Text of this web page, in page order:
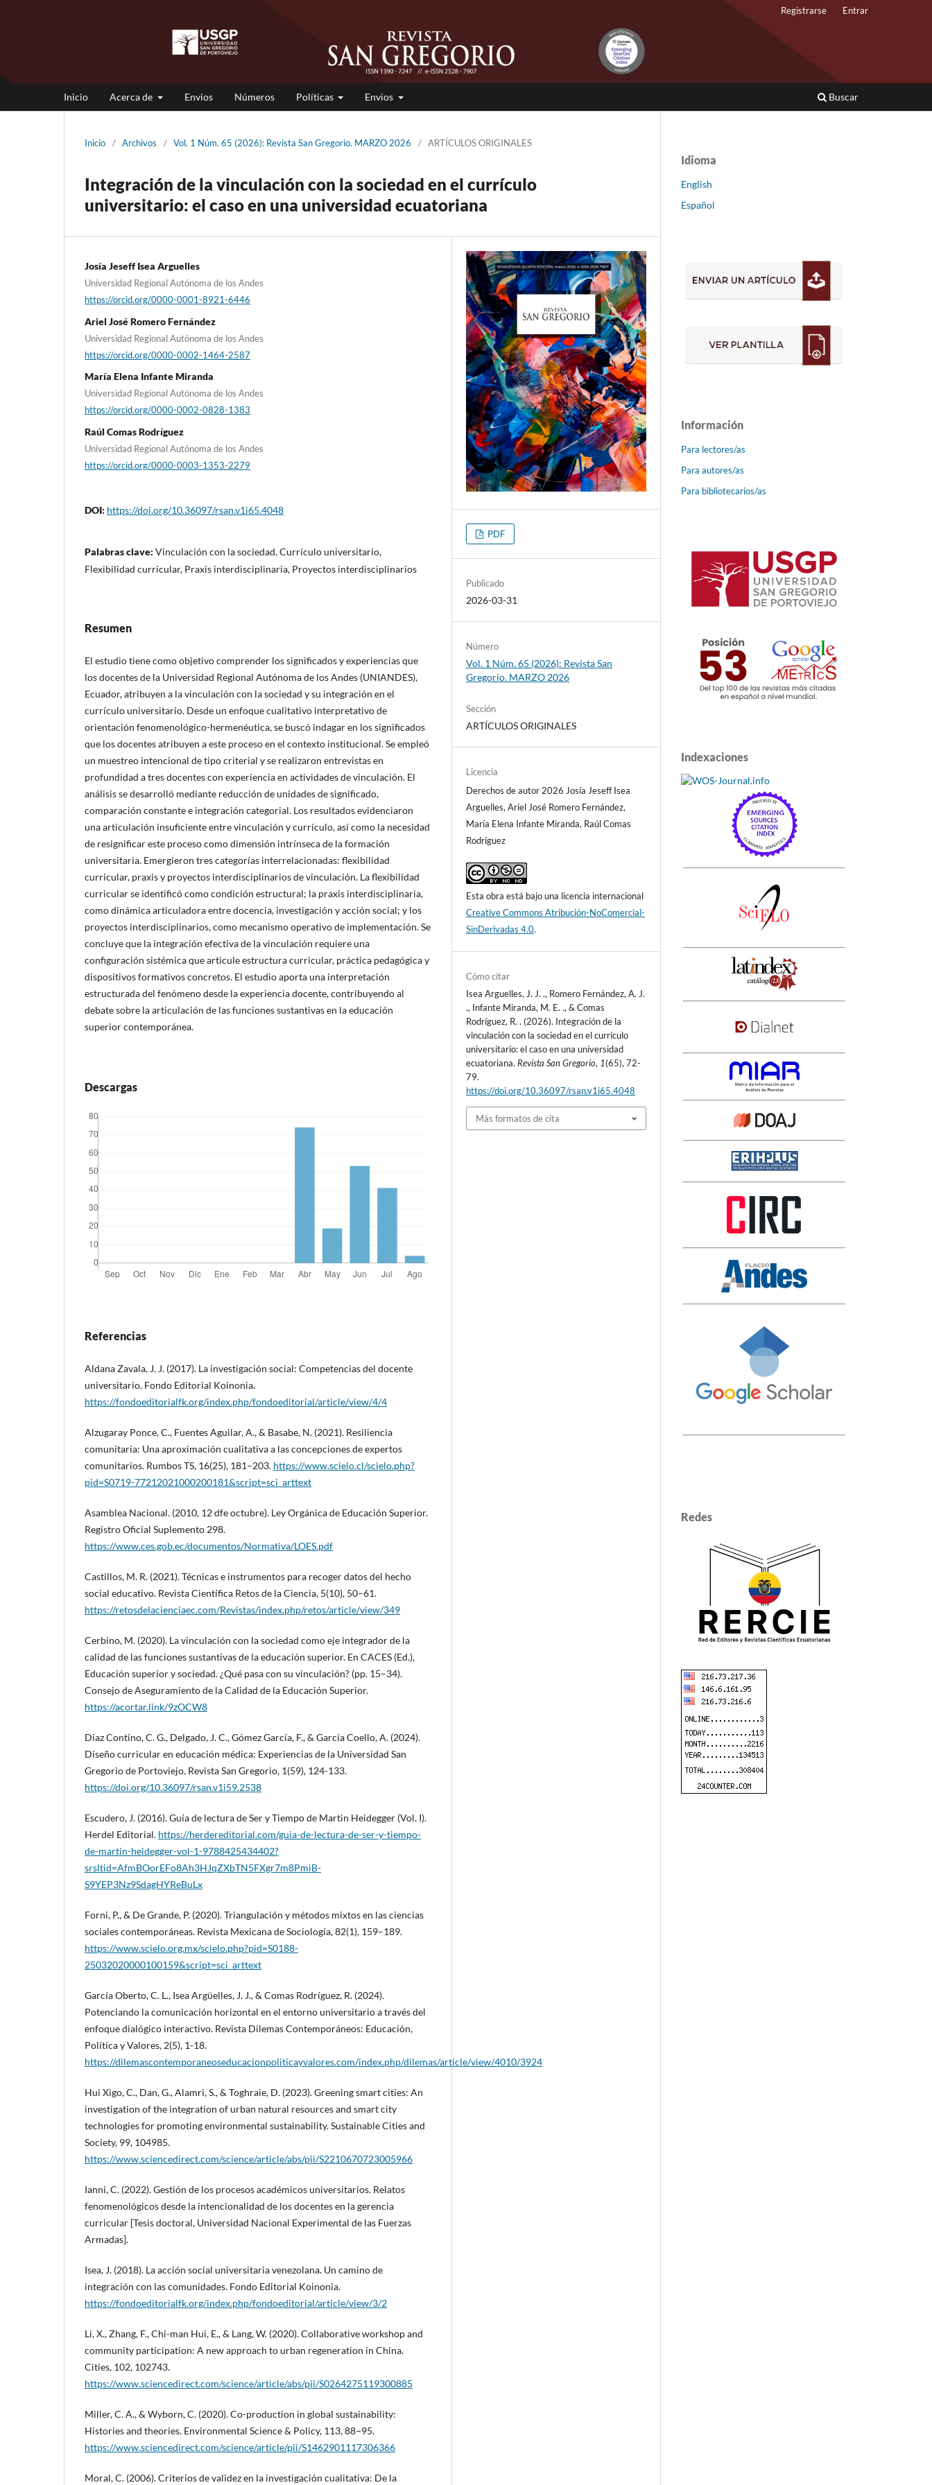
Inicio Acerca de Envios Números Políticas Envios Buscar
Registrarse Entrar
Inicio / Archivos / Vol. 1 Núm. 65 (2026): Revista San Gregorio. MARZO 2026 / ARTÍCULOS ORIGINALES
Integración de la vinculación con la sociedad en el currículo
universitario: el caso en una universidad ecuatoriana
Josía Jeseff Isea Arguelles
Universidad Regional Autónoma de los Andes
https://orcid.org/0000-0001-8921-6446
Ariel José Romero Fernández
Universidad Regional Autónoma de los Andes
https://orcid.org/0000-0002-1464-2587
María Elena Infante Miranda
Universidad Regional Autónoma de los Andes
https://orcid.org/0000-0002-0828-1383
Raúl Comas Rodríguez
Universidad Regional Autónoma de los Andes
https://orcid.org/0000-0003-1353-2279
DOI: https://doi.org/10.36097/rsan.v1i65.4048
Palabras clave: Vinculación con la sociedad, Currículo universitario,
Flexibilidad curricular, Praxis interdisciplinaria, Proyectos interdisciplinarios
Resumen
El estudio tiene como objetivo comprender los significados y experiencias que
los docentes de la Universidad Regional Autónoma de los Andes (UNIANDES),
Ecuador, atribuyen a la vinculación con la sociedad y su integración en el
currículo universitario. Desde un enfoque cualitativo interpretativo de
orientación fenomenológico-hermenéutica, se buscó indagar en los significados
que los docentes atribuyen a este proceso en el contexto institucional. Se empleó
un muestreo intencional de tipo criterial y se realizaron entrevistas en
profundidad a tres docentes con experiencia en actividades de vinculación. El
análisis se desarrolló mediante reducción de unidades de significado,
comparación constante e integración categorial. Los resultados evidenciaron
una articulación insuficiente entre vinculación y currículo, así como la necesidad
de resignificar este proceso como dimensión intrínseca de la formación
universitaria. Emergieron tres categorías interrelacionadas: flexibilidad
curricular, praxis y proyectos interdisciplinarios de vinculación. La flexibilidad
curricular se identificó como condición estructural; la praxis interdisciplinaria,
como dinámica articuladora entre docencia, investigación y acción social; y los
proyectos interdisciplinarios, como mecanismo operativo de implementación. Se
concluye que la integración efectiva de la vinculación requiere una
configuración sistémica que articule estructura curricular, práctica pedagógica y
dispositivos formativos concretos. El estudio aporta una interpretación
estructurada del fenómeno desde la experiencia docente, contribuyendo al
debate sobre la articulación de las funciones sustantivas en la educación
superior contemporánea.
Descargas
Referencias
Aldana Zavala, J. J. (2017). La investigación social: Competencias del docente
universitario. Fondo Editorial Koinonia.
https://fondoeditorialfk.org/index.php/fondoeditorial/article/view/4/4
Alzugaray Ponce, C., Fuentes Aguilar, A., & Basabe, N. (2021). Resiliencia
comunitaria: Una aproximación cualitativa a las concepciones de expertos
comunitarios. Rumbos TS, 16(25), 181–203. https://www.scielo.cl/scielo.php?
pid=S0719-77212021000200181&script=sci_arttext
Asamblea Nacional. (2010, 12 dfe octubre). Ley Orgánica de Educación Superior.
Registro Oficial Suplemento 298.
https://www.ces.gob.ec/documentos/Normativa/LOES.pdf
Castillos, M. R. (2021). Técnicas e instrumentos para recoger datos del hecho
social educativo. Revista Científica Retos de la Ciencia, 5(10), 50–61.
https://retosdelacienciaec.com/Revistas/index.php/retos/article/view/349
Cerbino, M. (2020). La vinculación con la sociedad como eje integrador de la
calidad de las funciones sustantivas de la educación superior. En CACES (Ed.),
Educación superior y sociedad. ¿Qué pasa con su vinculación? (pp. 15–34).
Consejo de Aseguramiento de la Calidad de la Educación Superior.
https://acortar.link/9zOCW8
Diaz Contino, C. G., Delgado, J. C., Gómez García, F., & García Coello, A. (2024).
Diseño curricular en educación médica: Experiencias de la Universidad San
Gregorio de Portoviejo. Revista San Gregorio, 1(59), 124-133.
https://doi.org/10.36097/rsan.v1i59.2538
Escudero, J. (2016). Guía de lectura de Ser y Tiempo de Martin Heidegger (Vol. I).
Herdel Editorial. https://herdereditorial.com/guia-de-lectura-de-ser-y-tiempo-
de-martin-heidegger-vol-1-9788425434402?
srsltid=AfmBOorEFo8Ah3HJqZXbTN5FXgr7m8PmiB-
S9YEP3Nz9SdagHYReBuLx
Forni, P., & De Grande, P. (2020). Triangulación y métodos mixtos en las ciencias
sociales contemporáneas. Revista Mexicana de Sociología, 82(1), 159–189.
https://www.scielo.org.mx/scielo.php?pid=S0188-
25032020000100159&script=sci_arttext
García Oberto, C. L., Isea Argϋelles, J. J., & Comas Rodríguez, R. (2024).
Potenciando la comunicación horizontal en el entorno universitario a través del
enfoque dialógico interactivo. Revista Dilemas Contemporáneos: Educación,
Política y Valores, 2(5), 1-18.
https://dilemascontemporaneoseducacionpoliticayvalores.com/index.php/dilemas/article/view/4010/3924
Hui Xigo, C., Dan, G., Alamri, S., & Toghraie, D. (2023). Greening smart cities: An
investigation of the integration of urban natural resources and smart city
technologies for promoting environmental sustainability. Sustainable Cities and
Society, 99, 104985.
https://www.sciencedirect.com/science/article/abs/pii/S2210670723005966
Ianni, C. (2022). Gestión de los procesos académicos universitarios. Relatos
fenomenológicos desde la intencionalidad de los docentes en la gerencia
curricular [Tesis doctoral, Universidad Nacional Experimental de las Fuerzas
Armadas].
Isea, J. (2018). La acción social universitaria venezolana. Un camino de
integración con las comunidades. Fondo Editorial Koinonia.
https://fondoeditorialfk.org/index.php/fondoeditorial/article/view/3/2
Li, X., Zhang, F., Chi-man Hui, E., & Lang, W. (2020). Collaborative workshop and
community participation: A new approach to urban regeneration in China.
Cities, 102, 102743.
https://www.sciencedirect.com/science/article/abs/pii/S0264275119300885
Miller, C. A., & Wyborn, C. (2020). Co-production in global sustainability:
Histories and theories. Environmental Science & Policy, 113, 88–95.
https://www.sciencedirect.com/science/article/pii/S1462901117306366
Moral, C. (2006). Criterios de validez en la investigación cualitativa: De la
PDF
Publicado
2026-03-31
Número
Vol. 1 Núm. 65 (2026): Revista San
Gregorio. MARZO 2026
Sección
ARTÍCULOS ORIGINALES
Licencia
Derechos de autor 2026 Josía Jeseff Isea
Arguelles, Ariel José Romero Fernández,
María Elena Infante Miranda, Raúl Comas
Rodríguez
Esta obra está bajo una licencia internacional
Creative Commons Atribución-NoComercial-
SinDerivadas 4.0.
Cómo citar
Isea Arguelles, J. J. ., Romero Fernández, A. J.
., Infante Miranda, M. E. ., & Comas
Rodríguez, R. . (2026). Integración de la
vinculación con la sociedad en el currículo
universitario: el caso en una universidad
ecuatoriana. Revista San Gregorio, 1(65), 72-
79.
https://doi.org/10.36097/rsan.v1i65.4048
Más formatos de cita
Idioma
English
Español
Información
Para lectores/as
Para autores/as
Para bibliotecarios/as
Indexaciones
Redes